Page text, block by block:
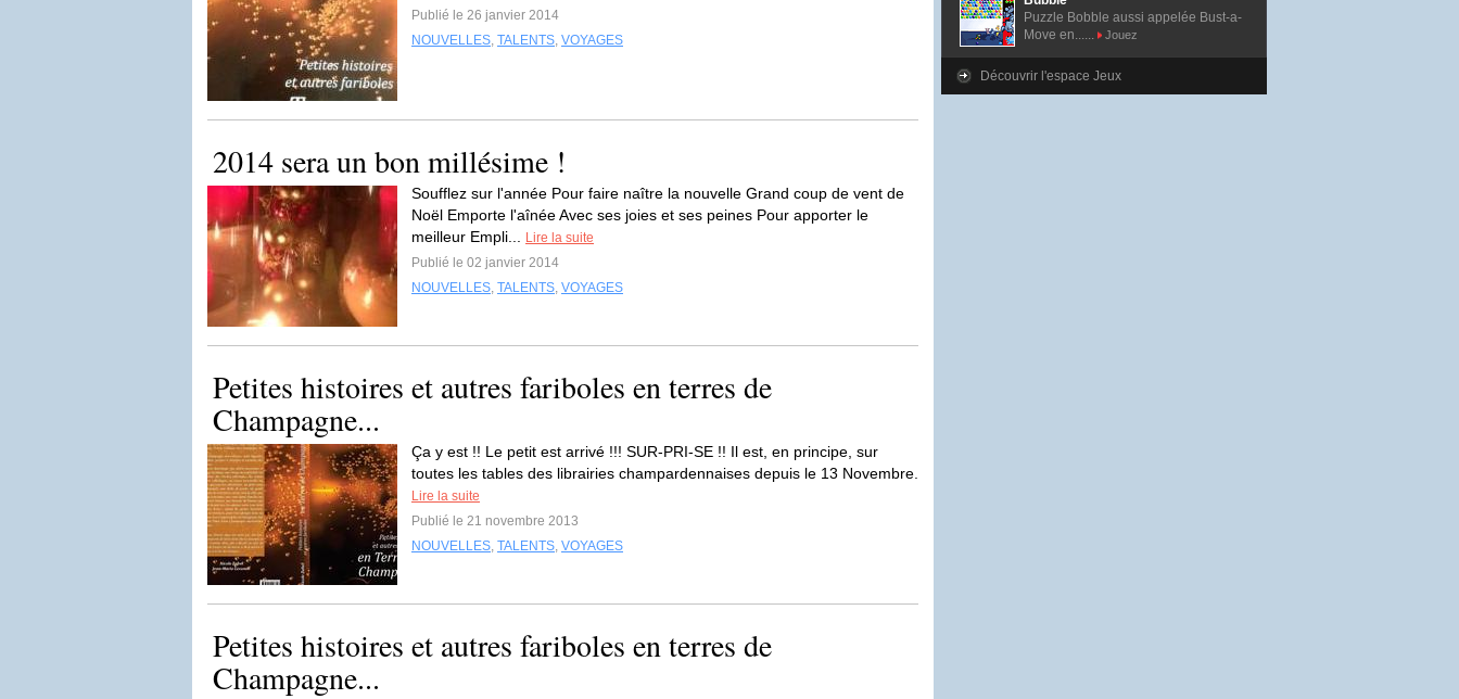
Publié le 26 janvier 2014
NOUVELLES, TALENTS, VOYAGES
2014 sera un bon millésime !
Soufflez sur l'année Pour faire naître la nouvelle Grand coup de vent de
Noël Emporte l'aînée Avec ses joies et ses peines Pour apporter le
meilleur Empli...
Lire la suite
Publié le 02 janvier 2014
NOUVELLES, TALENTS, VOYAGES
Petites histoires et autres fariboles en terres de
Champagne...
Ça y est !! Le petit est arrivé !!! SUR-PRI-SE !! Il est, en principe, sur
toutes les tables des librairies champardennaises depuis le 13 Novembre.
Lire la suite
Publié le 21 novembre 2013
NOUVELLES, TALENTS, VOYAGES
Petites histoires et autres fariboles en terres de
Champagne...
Puzzle Bobble aussi appelée Bust-a-
Move en......
Jouez
Découvrir l'espace Jeux